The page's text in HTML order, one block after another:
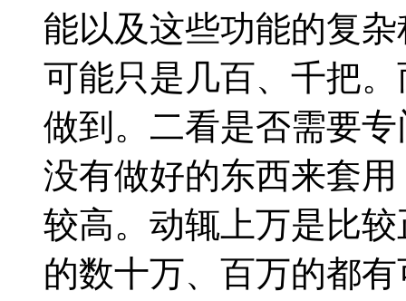
能以及这些功能的复
可能只是几百、千把
做到。二看是否需要
没有做好的东西来套
较高。动辄上万是比
的数十万、百万的都